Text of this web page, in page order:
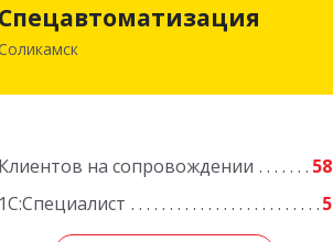
Спецавтоматизация
Клиентов на сопровождении
58
1С:Специалист
5
618547, Пермский край, Соликамск г,